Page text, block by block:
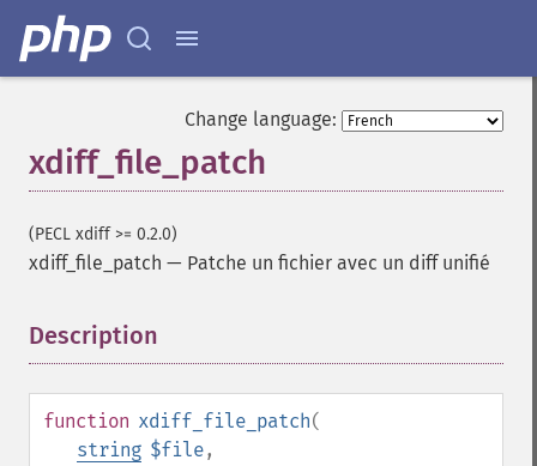
Change language:
xdiff_file_patch
(PECL xdiff >= 0.2.0)
xdiff_file_patch — Patche un fichier avec un diff unifié
Description
function xdiff_file_patch(
string $file,